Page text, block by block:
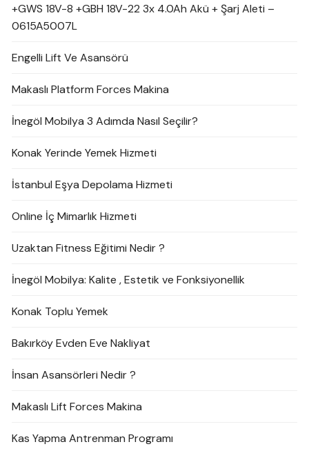
+GWS 18V-8 +GBH 18V-22 3x 4.0Ah Akü + Şarj Aleti –
0615A5007L
Engelli Lift Ve Asansörü
Makaslı Platform Forces Makina
İnegöl Mobilya 3 Adımda Nasıl Seçilir?
Konak Yerinde Yemek Hizmeti
İstanbul Eşya Depolama Hizmeti
Online İç Mimarlık Hizmeti
Uzaktan Fitness Eğitimi Nedir ?
İnegöl Mobilya: Kalite , Estetik ve Fonksiyonellik
Konak Toplu Yemek
Bakırköy Evden Eve Nakliyat
İnsan Asansörleri Nedir ?
Makaslı Lift Forces Makina
Kas Yapma Antrenman Programı